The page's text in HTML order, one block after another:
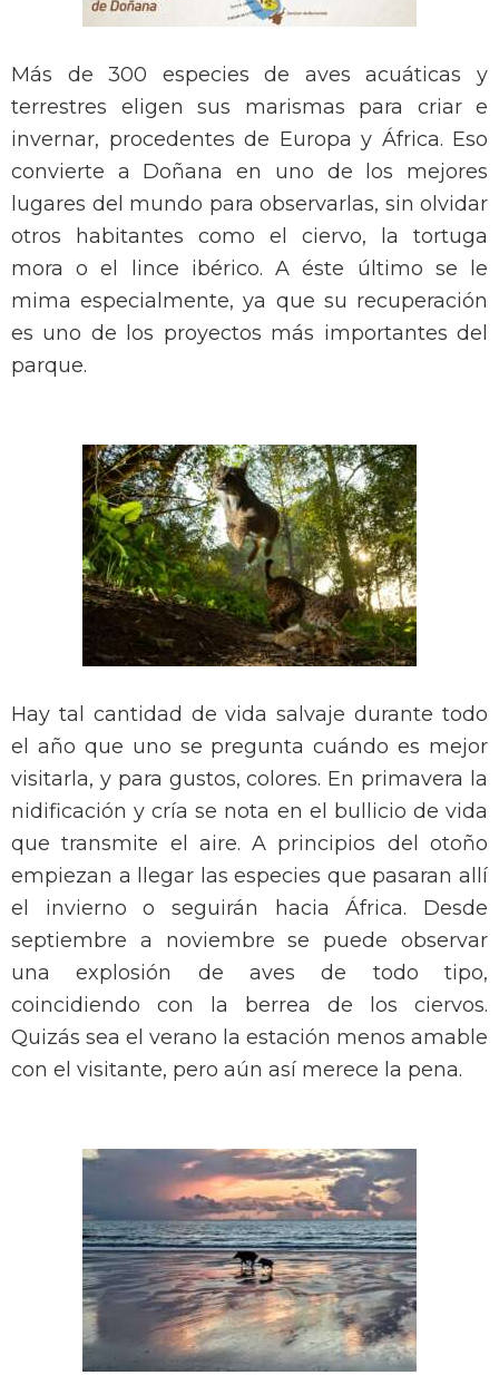
Más de 300 especies de aves acuáticas y
terrestres eligen sus marismas para criar e
invernar, procedentes de Europa y África. Eso
convierte a Doñana en uno de los mejores
lugares del mundo para observarlas, sin olvidar
otros habitantes como el ciervo, la tortuga
mora o el lince ibérico. A éste último se le
mima especialmente, ya que su recuperación
es uno de los proyectos más importantes del
parque.
Hay tal cantidad de vida salvaje durante todo
el año que uno se pregunta cuándo es mejor
visitarla, y para gustos, colores. En primavera la
nidificación y cría se nota en el bullicio de vida
que transmite el aire. A principios del otoño
empiezan a llegar las especies que pasaran allí
el invierno o seguirán hacia África. Desde
septiembre a noviembre se puede observar
una explosión de aves de todo tipo,
coincidiendo con la berrea de los ciervos.
Quizás sea el verano la estación menos amable
con el visitante, pero aún así merece la pena.